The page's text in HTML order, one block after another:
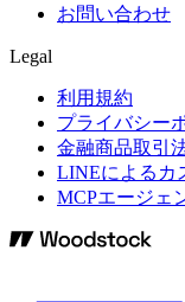
お問い合わせ
Legal
利用規約
プライバシー
金融商品取引
LINEによるカ
MCPエージェ